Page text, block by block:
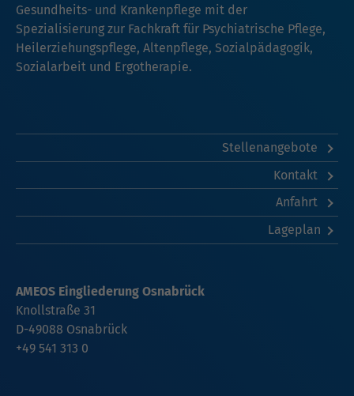
Gesundheits- und Krankenpflege mit der
Spezialisierung zur Fachkraft für Psychiatrische Pflege,
Heilerziehungspflege, Altenpflege, Sozialpädagogik,
Sozialarbeit und Ergotherapie.
Stellenangebote
Kontakt
Anfahrt
Lageplan
AMEOS Eingliederung Osnabrück
Knollstraße 31
D-49088 Osnabrück
+49 541 313 0